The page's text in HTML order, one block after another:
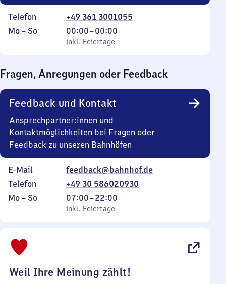
Telefon
+49 361 3001055
Montag
Mo – So,
inkl. Feiertage
00:00–00:00
Von
0
0
Uhr
inkl. Feiertage
Fragen, Anregungen oder Feedback
Feedback und Kontakt
Ansprechpartner:innen und
Kontaktmöglichkeiten bei Fragen oder
Feedback zu unseren Bahnhöfen
E-Mail
feedback@bahnhof.de
Telefon
+49 30 586020930
Montag
Mo – So,
inkl. Feiertage
07:00–22:00
Von
7
inkl. Feiertage
Weil Ihre Meinung zählt!